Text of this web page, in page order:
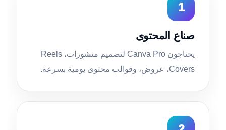
1
صناع المحتوى
يحتاجون Canva Pro لتصميم منشورات، Reels
Covers، عروض، وقوالب محتوى يومية بسرعة.